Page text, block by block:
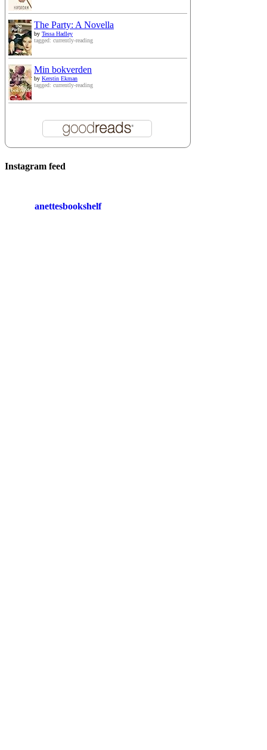
The Party: A Novella
by Tessa Hadley
tagged: currently-reading
Min bokverden
by Kerstin Ekman
tagged: currently-reading
Instagram feed
anettesbookshelf